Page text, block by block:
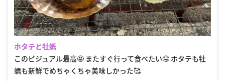
ホタテと牡蠣
このビジュアル最高🤩 またすぐ行って食べたい🤤 ホタテも牡
蠣も新鮮でめちゃくちゃ美味しかった🥰